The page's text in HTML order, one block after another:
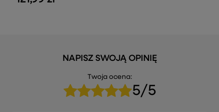
NAPISZ SWOJĄ OPINIĘ
Twoja ocena:
5/5